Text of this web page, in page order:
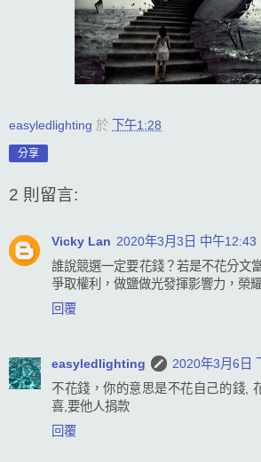
easyledlighting 於 下午1:28
分享
2 則留言:
Vicky Lan 2020年3月3日 中午12:43
誰說競選一定要花錢？若是不花分文
爭取權利，做鹽做光發揮影響力，榮
回覆
easyledlighting
2020年3月6日
不花錢，你的意思是不花自己的錢,
喜,要他人捐款
回覆